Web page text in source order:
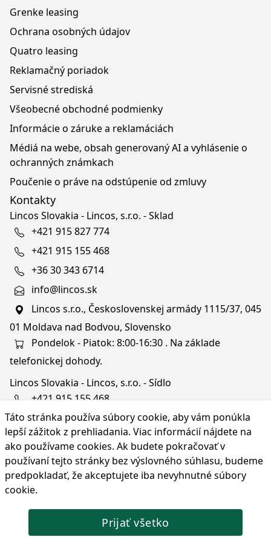
Táto stránka používa súbory cookie, aby vám ponúkla
lepší zážitok z prehliadania. Viac informácií nájdete na
ako používame cookies. Ak budete pokračovať v
používaní tejto stránky bez výslovného súhlasu, budeme
predpokladať, že akceptujete iba nevyhnutné súbory
cookie.
Prijať všetko
Grenke leasing
Ochrana osobných údajov
Quatro leasing
Reklamačný poriadok
Servisné strediská
Všeobecné obchodné podmienky
Informácie o záruke a reklamáciách
Médiá na webe, obsah generovaný AI a vyhlásenie o
ochranných známkach
Poučenie o práve na odstúpenie od zmluvy
Kontakty
Lincos Slovakia - Lincos, s.r.o. - Sklad
+421 915 827 774
+421 915 155 468
+36 30 343 6714
info@lincos.sk
Lincos s.r.o., Československej armády 1115/37, 045
01 Moldava nad Bodvou, Slovensko
Pondelok - Piatok: 8:00-16:30 . Na základe
telefonickej dohody.
Lincos Slovakia - Lincos, s.r.o. - Sídlo
+421 915 155 468
+36/30 343 6714
bratislava@lincos.sk
Lincos s.r.o., Rustaveliho 4, 831 06 Bratislava - m. č.
Rača, Slovensko
Iba sídlo firmy